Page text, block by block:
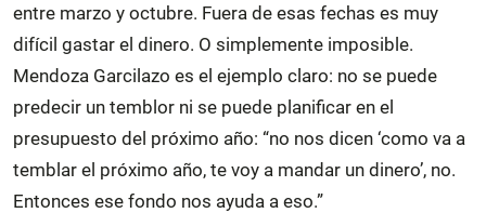
entre marzo y octubre. Fuera de esas fechas es muy
difícil gastar el dinero. O simplemente imposible.
Mendoza Garcilazo es el ejemplo claro: no se puede
predecir un temblor ni se puede planificar en el
presupuesto del próximo año: “no nos dicen ‘como va a
temblar el próximo año, te voy a mandar un dinero’, no.
Entonces ese fondo nos ayuda a eso.”